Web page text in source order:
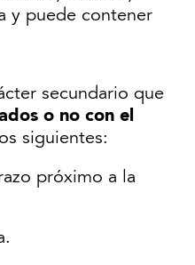
y puede contener
secundario que
o no con el
siguientes:
próximo a la